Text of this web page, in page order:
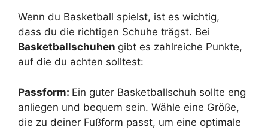
Wenn du Basketball spielst, ist es wichtig,
dass du die richtigen Schuhe trägst. Bei
Basketballschuhen gibt es zahlreiche Punkte,
auf die du achten solltest:
Passform: Ein guter Basketballschuh sollte eng
anliegen und bequem sein. Wähle eine Größe,
die zu deiner Fußform passt, um eine optimale